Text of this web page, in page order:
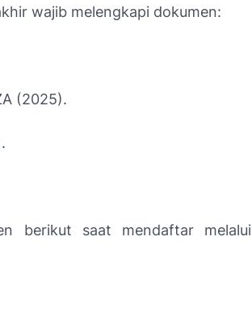
wajib melengkapi dokumen:
(2025).
berikut saat mendaftar melalui